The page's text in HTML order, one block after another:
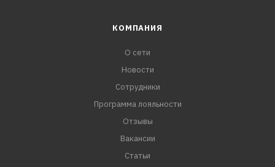
КОМПАНИЯ
О сети
Новости
Сотрудники
Программа лояльности
Отзывы
Вакансии
Статьи